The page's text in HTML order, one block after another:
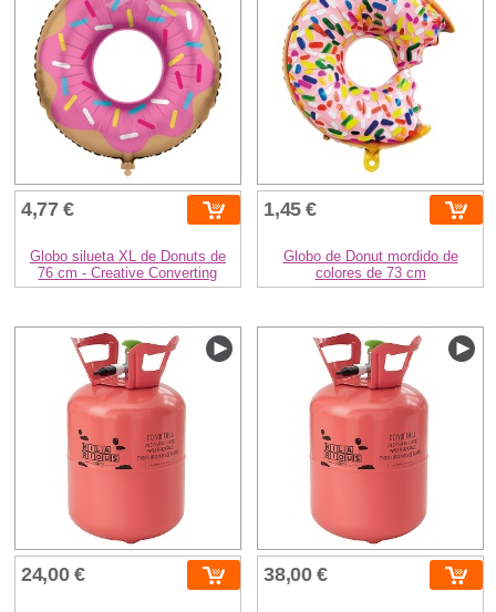
4,77 €
Globo silueta XL de Donuts de
76 cm - Creative Converting
1,45 €
Globo de Donut mordido de
colores de 73 cm
24,00 € 38,00 €